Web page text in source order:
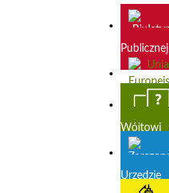
Publicznej
Wójtowi
Urzędzie